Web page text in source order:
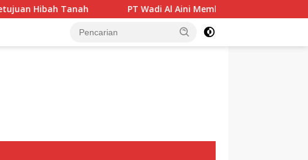
PT Wadi Al Aini Membangun Buka Penjelasan Soal IUP dan